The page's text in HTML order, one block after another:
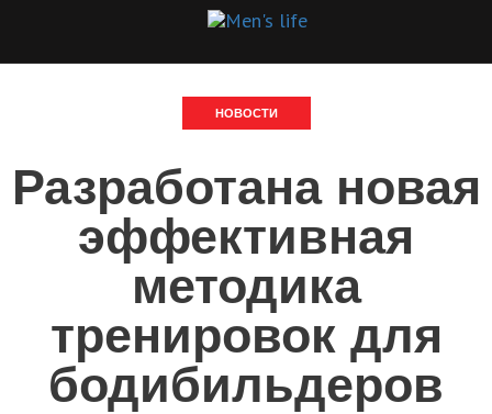
НОВОСТИ
Разработана новая
эффективная
методика
тренировок для
бодибильдеров